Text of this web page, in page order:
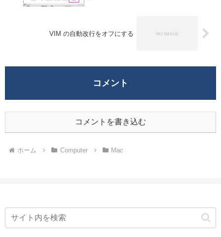
VIM の自動改行をオフにする
コメント
コメントを書き込む
ホーム Computer Mac